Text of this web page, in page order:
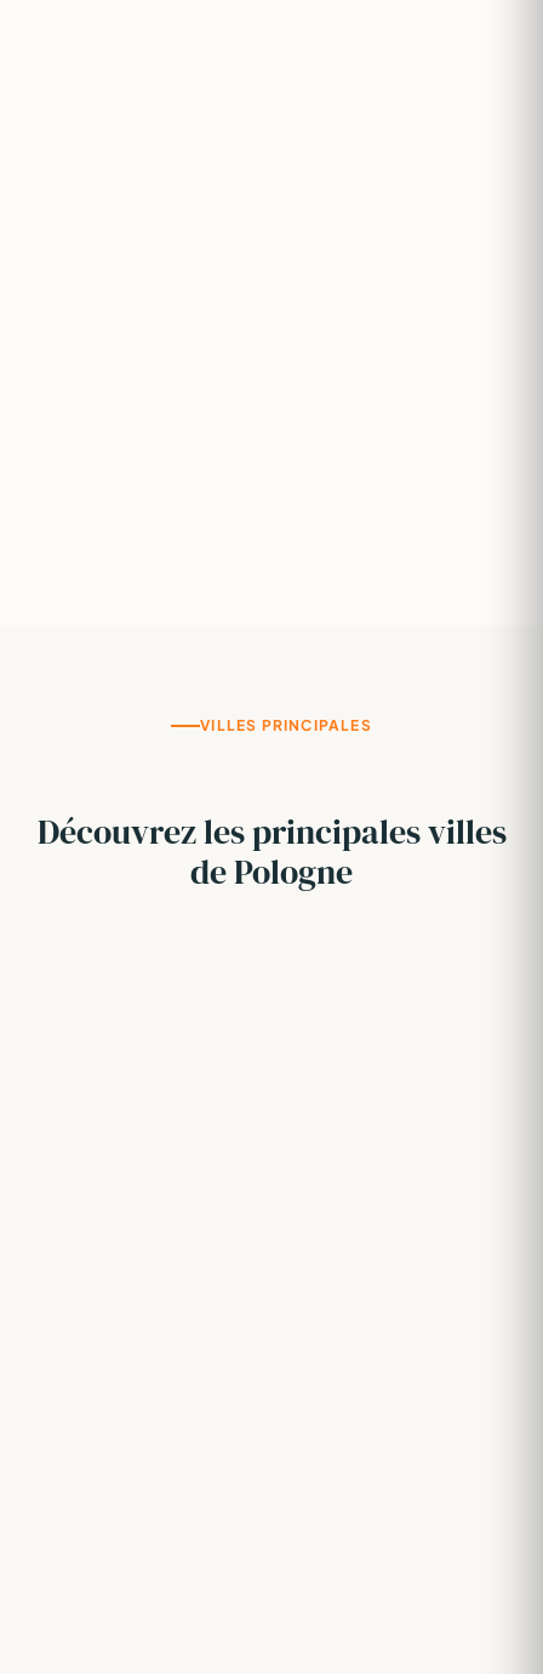
VILLES PRINCIPALES
Découvrez les principales villes
de Pologne